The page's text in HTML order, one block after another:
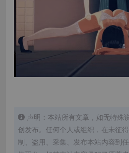
声明：本站所有文章，如无特殊
创发布。任何个人或组织，在未征
制、盗用、采集、发布本站内容到